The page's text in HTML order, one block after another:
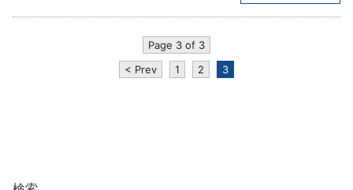
Page 3 of 3
< Prev
1 2 3